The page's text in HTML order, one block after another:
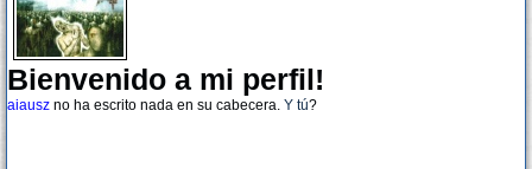
Bienvenido a mi perfil!
aiausz no ha escrito nada en su cabecera. Y tú?